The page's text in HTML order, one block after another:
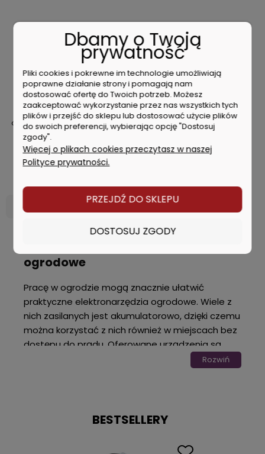
Milwaukee Wysokowydajne
ostrze do kosiarki 18"/460mm
4932492107
143,00 zł
DO KOSZYKA
ogrodowe
Pracę w ogrodzie mogą znacznie ułatwić
praktyczne elektronarzędzia ogrodowe. Wiele z
nich zasilanych jest akumulatorowo, dzięki czemu
można korzystać z nich również w miejscach bez
dostępu do prądu. Oferowane urządzenia są
wytrzymałe i odporne na niekorzystne warunki
zewnętrzne. W naszym sklepie znajdziesz m.in.
Wydajne nożyce do żywopłotu
W ogrodzie bardzo przydają się akumulatorowe
Rozwiń
BESTSELLERY
Dbamy o Twoją
prywatność
Pliki cookies i pokrewne im technologie umożliwiają
poprawne działanie strony i pomagają nam
dostosować ofertę do Twoich potrzeb. Możesz
zaakceptować wykorzystanie przez nas wszystkich tych
plików i przejść do sklepu lub dostosować użycie plików
do swoich preferencji, wybierając opcję "Dostosuj
zgody".
Więcej o plikach cookies przeczytasz w naszej
Polityce prywatności.
PRZEJDŹ DO SKLEPU
DOSTOSUJ ZGODY